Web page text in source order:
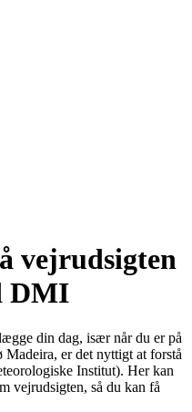
vejrudsigten
DMI
din dag, især når du er på
er det nyttigt at forstå
Institut). Her kan
vejrudsigten, så du kan få